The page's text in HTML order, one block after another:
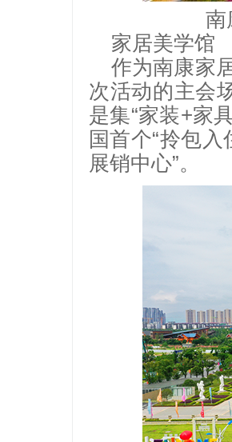
南
家居美学馆
作为南康家
次活动的主会
是集“家装+家
国首个“拎包
展销中心”。